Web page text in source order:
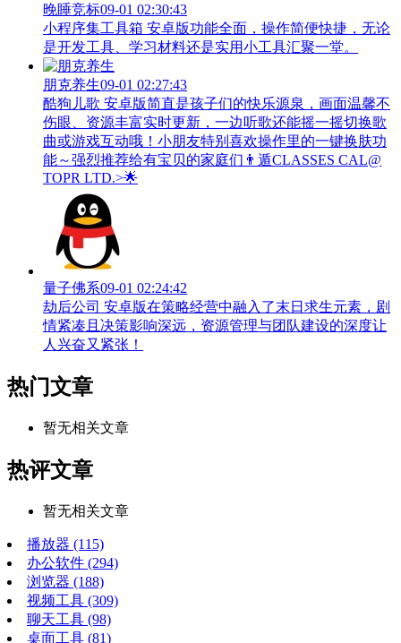
晚睡竞标09-01 02:30:43
小程序集工具箱 安卓版功能全面，操作简便快捷，无论
是开发工具、学习材料还是实用小工具汇聚一堂。
朋克养生09-01 02:27:43
酷狗儿歌 安卓版简直是孩子们的快乐源泉，画面温馨不
伤眼、资源丰富实时更新，一边听歌还能摇一摇切换歌
曲或游戏互动哦！小朋友特别喜欢操作里的一键换肤功
能～强烈推荐给有宝贝的家庭们👨‍遁️CLASSES CAL@
TOPR LTD.>🌟
量子佛系09-01 02:24:42
劫后公司 安卓版在策略经营中融入了末日求生元素，剧
情紧凑且决策影响深远，资源管理与团队建设的深度让
人兴奋又紧张！
热门文章
暂无相关文章
热评文章
暂无相关文章
播放器 (115)
办公软件 (294)
浏览器 (188)
视频工具 (309)
聊天工具 (98)
桌面工具 (81)